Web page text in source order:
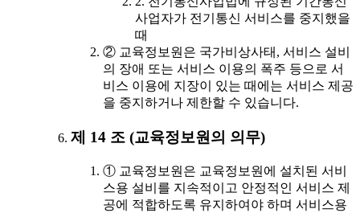
사업자가 전기통신 서비스를 중지했을
때
② 교육정보원은 국가비상사태, 서비스 설비
의 장애 또는 서비스 이용의 폭주 등으로 서
비스 이용에 지장이 있는 때에는 서비스 제공
을 중지하거나 제한할 수 있습니다.
제 14 조 (교육정보원의 의무)
① 교육정보원은 교육정보원에 설치된 서비
스용 설비를 지속적이고 안정적인 서비스 제
공에 적합하도록 유지하여야 하며 서비스용